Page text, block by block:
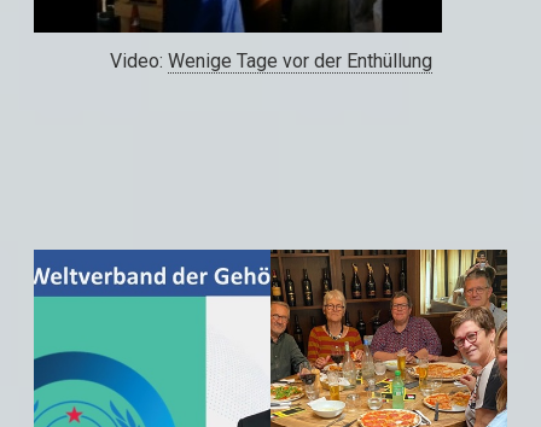
Video: Wenige Tage vor der Enthüllung